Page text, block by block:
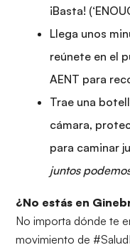
¡Basta!
Llega unos
reúnete en el
AENT para
Trae una
cámara,
para caminar
juntos
¿No estás en
No importa dónde te
movimiento de